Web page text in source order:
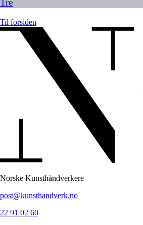
Tre
Til forsiden
Norske Kunsthåndverkere
post@kunsthandverk.no
22 91 02 60